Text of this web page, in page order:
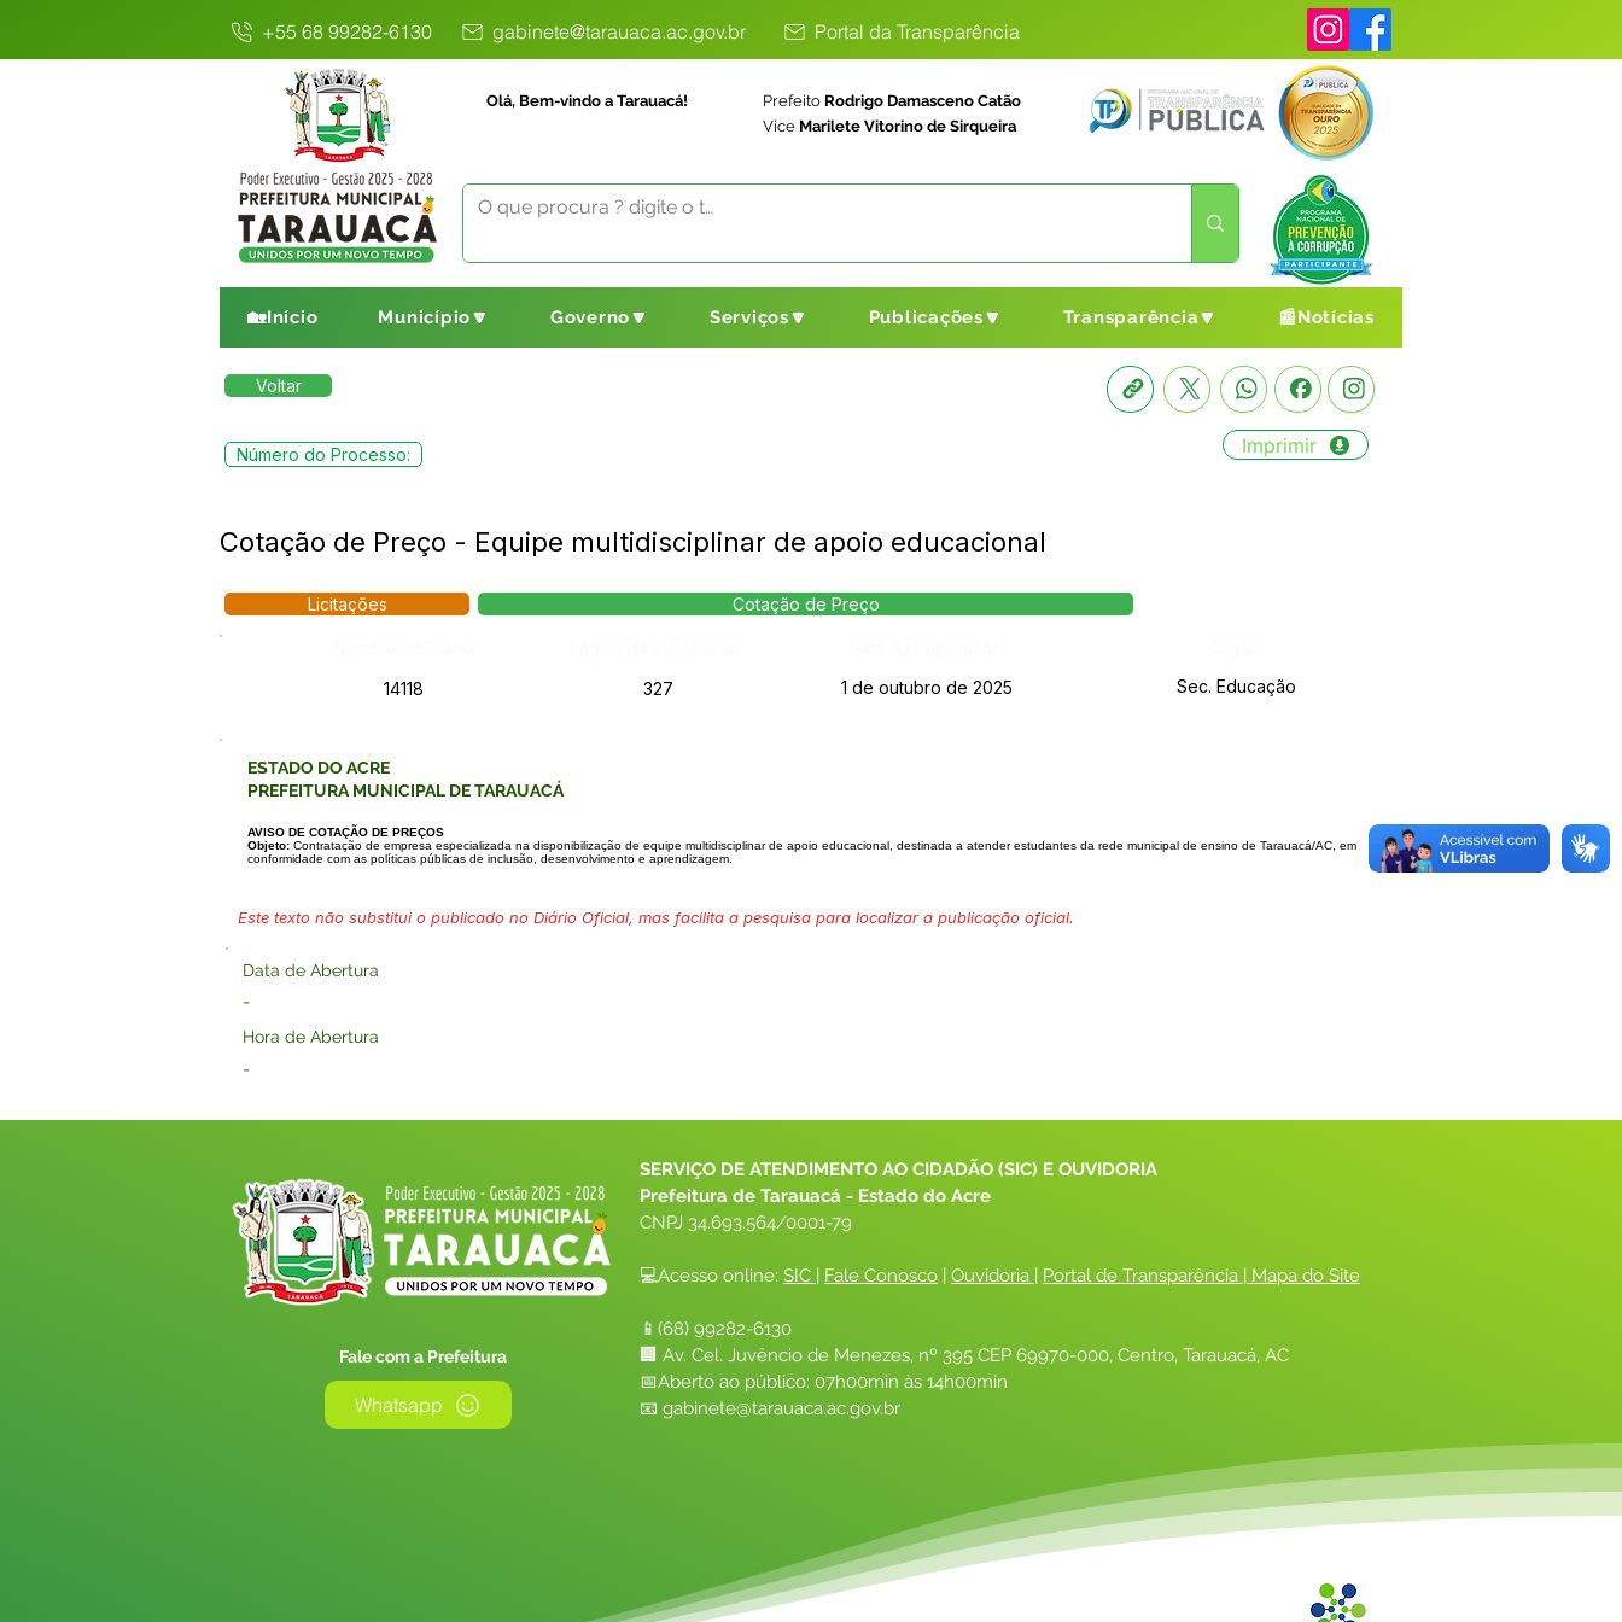
+55 68 99282-6130 gabinete@tarauaca.ac.gov.br Portal da Transparência
Olá, Bem-vindo a Tarauacá! Prefeito Rodrigo Damasceno Catão
Vice Marilete Vitorino de Sirqueira
🏡Início Município🔽 Governo🔽 Serviços🔽 Publicações🔽 Transparência🔽 📰Notícias
Voltar
Número do Processo: Imprimir
Cotação de Preço - Equipe multidisciplinar de apoio educacional
Licitações Cotação de Preço
14118
327 1 de outubro de 2025 Sec. Educação
ESTADO DO ACRE
PREFEITURA MUNICIPAL DE TARAUACÁ
AVISO DE COTAÇÃO DE PREÇOS
Objeto: Contratação de empresa especializada na disponibilização de equipe multidisciplinar de apoio educacional, destinada a atender estudantes da rede municipal de ensino de Tarauacá/AC, em
conformidade com as políticas públicas de inclusão, desenvolvimento e aprendizagem.
Este texto não substitui o publicado no Diário Oficial, mas facilita a pesquisa para localizar a publicação oficial.
Data de Abertura
-
Hora de Abertura
-
Fale com a Prefeitura
Whatsapp
SERVIÇO DE ATENDIMENTO AO CIDADÃO (SIC) E OUVIDORIA
Prefeitura de Tarauacá - Estado do Acre
CNPJ 34.693.564/0001-79
💻Acesso online: SIC | Fale Conosco | Ouvidoria | Portal de Transparência | Mapa do Site
📱(68) 99282-6130
🏢 Av. Cel. Juvêncio de Menezes, nº 395 CEP 69970-000, Centro, Tarauacá, AC
📅Aberto ao público: 07h00min às 14h00min
📧 gabinete@tarauaca.ac.gov.br